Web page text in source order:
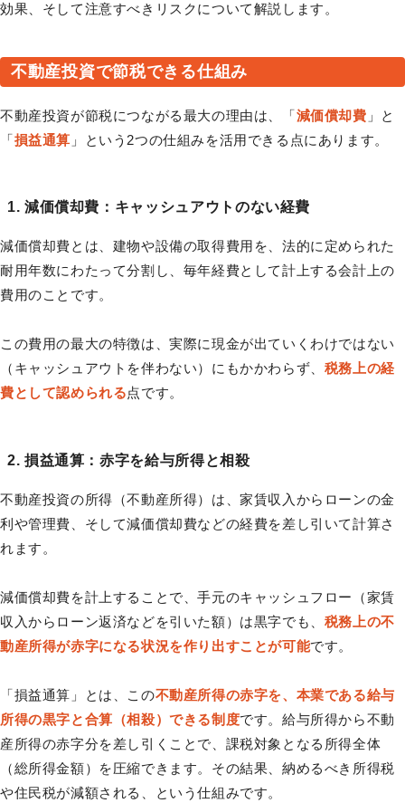
効果、そして注意すべきリスクについて解説します。
不動産投資で節税できる仕組み
不動産投資が節税につながる最大の理由は、「減価償却費 」と
「損益通算 」という2つの仕組みを活用できる点にあります。
1. 減価償却費：キャッシュアウトのない経費
減価償却費とは、建物や設備の取得費用を、法的に定められた
耐用年数にわたって分割し、毎年経費として計上する会計上の
費用のことです。
この費用の最大の特徴は、実際に現金が出ていくわけではない
（キャッシュアウトを伴わない）にもかかわらず、 税務上の経
費として認められる点です。
2. 損益通算：赤字を給与所得と相殺
不動産投資の所得（不動産所得）は、家賃収入からローンの金
利や管理費、そして減価償却費などの経費を差し引いて計算さ
れます。
減価償却費を計上することで、手元のキャッシュフロー（家賃
収入からローン返済などを引いた額）は黒字でも、 税務上の不
動産所得が赤字になる状況を作り出すことが可能です。
「損益通算」とは、この不動産所得の赤字を、本業である給与
所得の黒字と合算（相殺）できる制度です。給与所得から不動
産所得の赤字分を差し引くことで、課税対象となる所得全体
（総所得金額）を圧縮できます。その結果、納めるべき所得税
や住民税が減額される、という仕組みです。